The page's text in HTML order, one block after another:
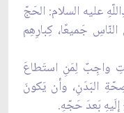
عليه السلام: الحَجّ
جَميعًا، كِبارِهِم
واجِبٌ لِمَنِ استَطاعَ
البَدَنِ، وأن يَكونَ
إلَيهِ بَعدَ حَجّهِ.